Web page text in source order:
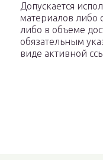
Допускается
материалов либо
либо в объеме
обязательным
виде активной